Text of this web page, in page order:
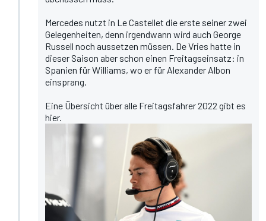
Mercedes nutzt in Le Castellet die erste seiner zwei
Gelegenheiten, denn irgendwann wird auch George
Russell noch aussetzen müssen. De Vries hatte in
dieser Saison aber schon einen Freitagseinsatz: in
Spanien für Williams, wo er für Alexander Albon
einsprang.
Eine Übersicht über alle Freitagsfahrer 2022 gibt es
hier.